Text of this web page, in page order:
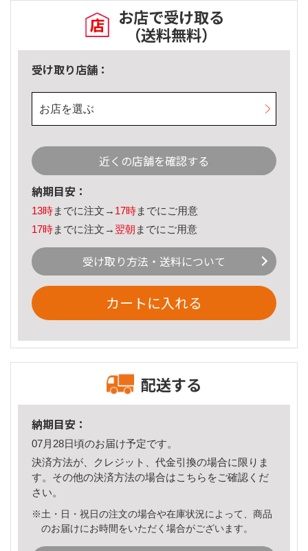
お店で受け取る
（送料無料）
受け取り店舗：
お店を選ぶ
近くの店舗を確認する
納期目安：
13時までに注文→ 17時までにご用意
17時までに注文→ 翌朝 までにご用意
受け取り方法・送料について
カートに入れる
配送する
納期目安：
07月28日頃のお届け予定です。
決済方法が、クレジット、代金引換の場合に限りま
す。その他の決済方法の場合はこちら をご確認くだ
さい。
※土・日・祝日の注文の場合や在庫状況によって、商品
のお届けにお時間をいただく場合がございます。